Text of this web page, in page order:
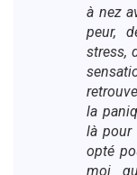
à nez
peur,
stress,
la
là pour
opté
moi